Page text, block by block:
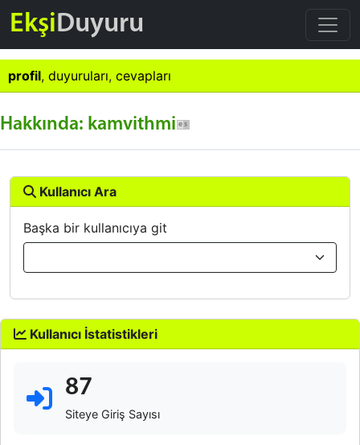
EkşiDuyuru
profil, duyuruları, cevapları
Hakkında: kamvithmi
Kullanıcı Ara
Başka bir kullanıcıya git
Kullanıcı İstatistikleri
87
Siteye Giriş Sayısı